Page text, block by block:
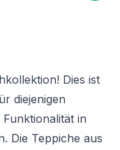
Dies ist
diejenigen
in
Die Teppiche aus